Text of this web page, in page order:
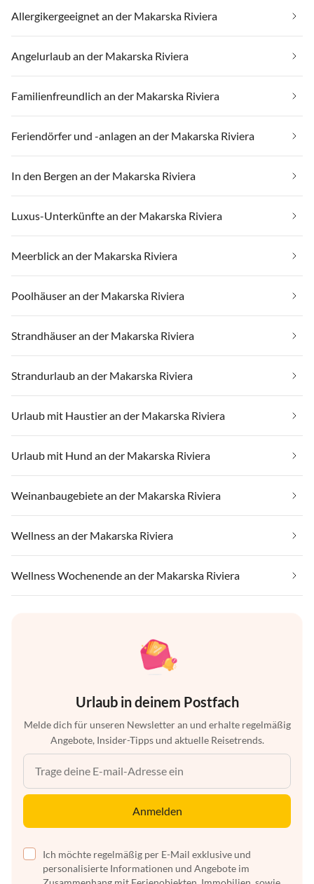
Allergikergeeignet an der Makarska Riviera
Angelurlaub an der Makarska Riviera
Familienfreundlich an der Makarska Riviera
Feriendörfer und -anlagen an der Makarska Riviera
In den Bergen an der Makarska Riviera
Luxus-Unterkünfte an der Makarska Riviera
Meerblick an der Makarska Riviera
Poolhäuser an der Makarska Riviera
Strandhäuser an der Makarska Riviera
Strandurlaub an der Makarska Riviera
Urlaub mit Haustier an der Makarska Riviera
Urlaub mit Hund an der Makarska Riviera
Weinanbaugebiete an der Makarska Riviera
Wellness an der Makarska Riviera
Wellness Wochenende an der Makarska Riviera
Urlaub in deinem Postfach
Melde dich für unseren Newsletter an und erhalte regelmäßig
Angebote, Insider-Tipps und aktuelle Reisetrends.
Anmelden
Ich möchte regelmäßig per E-Mail exklusive und
personalisierte Informationen und Angebote im